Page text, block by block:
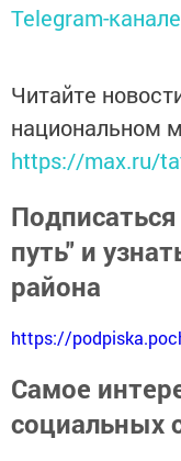
Telegram-канале
Читайте
национальном
https://max.ru/
путь" и
района
https://
Самое
социальных